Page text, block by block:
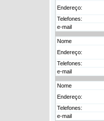
Endereço:
Telefones:
e-mail
Nome
Endereço:
Telefones:
e-mail
Nome
Endereço:
Telefones:
e-mail